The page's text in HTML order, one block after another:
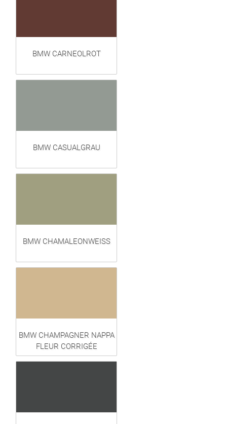
BMW CARNEOLROT
BMW CASUALGRAU
BMW CHAMALEONWEISS
BMW CHAMPAGNER NAPPA
FLEUR CORRIGÉE